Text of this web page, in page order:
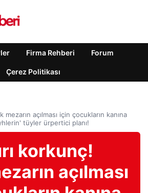
Firma Rehberi Forum
Çerez Politikası
açılması için çocukların kanına
tüyler ürpertici planı!
korkunç!
açılması